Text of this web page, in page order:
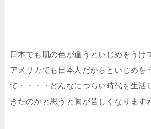
日本でも肌の色が違うといじめをうけ
アメリカでも日本人だからといじめを
て・・・・どんなにつらい時代を生活
きたのかと思うと胸が苦しくなります